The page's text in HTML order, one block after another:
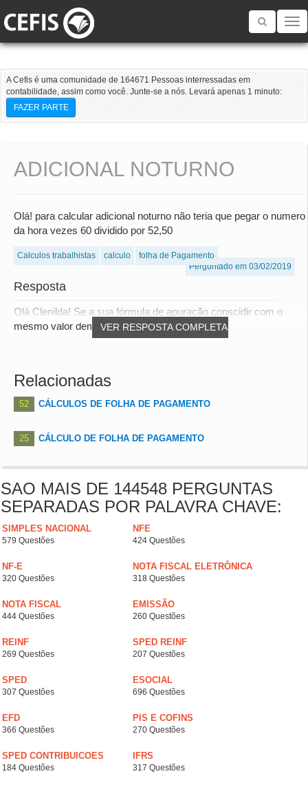
Toggle
A Cefis é uma comunidade de 164671 Pessoas interressadas em
contabilidade, assim como você. Junte-se a nós. Levará apenas 1 minuto:
FAZER PARTE
ADICIONAL NOTURNO
Olá! para calcular adicional noturno não teria que pegar o numero
da hora vezes 60 dividido por 52,50
Calculos trabalhistas calculo
folha de Pagamento
Perguntado em 03/02/2019
Resposta
VER RESPOSTA COMPLETA
Olá Clenilda! Se a sua fórmula de apuração conscidir com o
mesmo valor demonstrado, vc pode continua...
Relacionadas
52 CÁLCULOS DE FOLHA DE PAGAMENTO
25 CÁLCULO DE FOLHA DE PAGAMENTO
SAO MAIS DE 144548 PERGUNTAS
SEPARADAS POR PALAVRA CHAVE:
SIMPLES NACIONAL
579 Questões
NFE
424 Questões
NF-E
320 Questões
NOTA FISCAL ELETRÔNICA
318 Questões
NOTA FISCAL
444 Questões
EMISSÃO
260 Questões
REINF
269 Questões
SPED REINF
207 Questões
SPED
307 Questões
ESOCIAL
696 Questões
EFD
366 Questões
PIS E COFINS
270 Questões
SPED CONTRIBUICOES
184 Questões
IFRS
317 Questões